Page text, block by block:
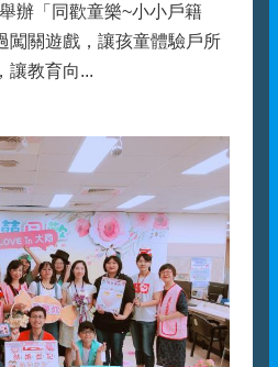
辦「同歡童樂~小小戶籍
闖關遊戲，讓孩童體驗戶所
讓教育向...